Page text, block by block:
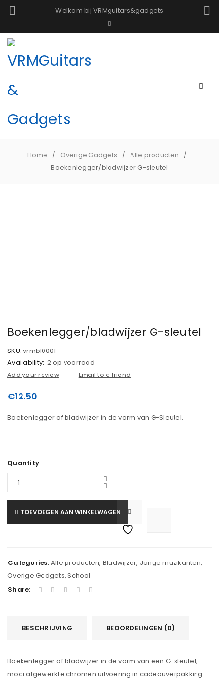
Welkom bij VRMguitars&gadgets
Home / Overige Gadgets / Alle producten /
Boekenlegger/bladwijzer G-sleutel
Boekenlegger/bladwijzer G-sleutel
SKU: vrmbl0001
Availability: 2 op voorraad
Add your review Email to a friend
€12.50
Boekenlegger of bladwijzer in de vorm van G-Sleutel.
Quantity
TOEVOEGEN AAN WINKELWAGEN
Categories:Alle producten, Bladwijzer, Jonge muzikanten,
Overige Gadgets,School
Share:
BESCHRIJVING BEOORDELINGEN (0)
Boekenlegger of bladwijzer in de vorm van een G-sleutel,
mooi afgewerkte chromen uitvoering in cadeauverpakking.